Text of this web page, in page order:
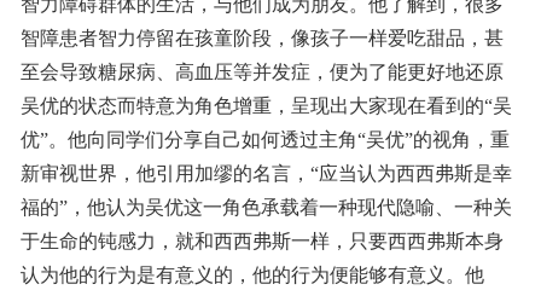
智力障碍群体的生活，与他们成为朋友。他了解到，很多
智障患者智力停留在孩童阶段，像孩子一样爱吃甜品，甚
至会导致糖尿病、高血压等并发症，便为了能更好地还原
吴优的状态而特意为角色增重，呈现出大家现在看到的“吴
优”。他向同学们分享自己如何透过主角“吴优”的视角，重
新审视世界，他引用加缪的名言，“应当认为西西弗斯是幸
福的”，他认为吴优这一角色承载着一种现代隐喻、一种关
于生命的钝感力，就和西西弗斯一样，只要西西弗斯本身
认为他的行为是有意义的，他的行为便能够有意义。他